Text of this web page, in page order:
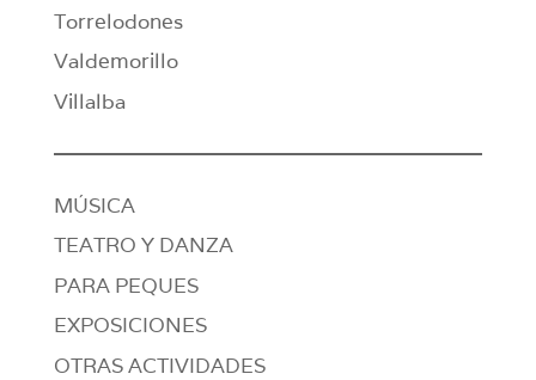
Torrelodones
Valdemorillo
Villalba
MÚSICA
TEATRO Y DANZA
PARA PEQUES
EXPOSICIONES
OTRAS ACTIVIDADES